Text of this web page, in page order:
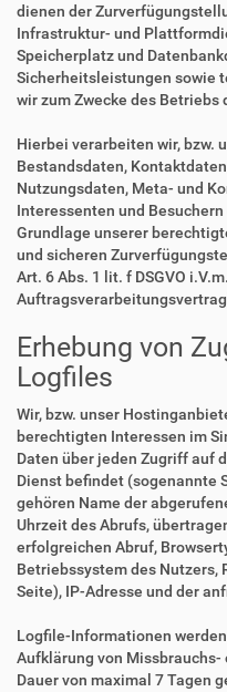
dienen der
Infrastruktur- und
Speicherplatz und
Sicherheitsleistungen sowie
wir zum Zwecke des
Hierbei verarbeiten wir, bzw.
Bestandsdaten,
Nutzungsdaten, Meta- und
Interessenten und
Grundlage unserer
und sicheren
Art. 6 Abs. 1 lit. f DSGVO
Erhebung von
Logfiles
Wir, bzw. unser
berechtigten Interessen im
Daten über jeden Zugriff auf
Dienst befindet (sogenannte
gehören Name der
Uhrzeit des Abrufs,
erfolgreichen Abruf,
Betriebssystem des Nutzers,
Seite), IP-Adresse und der
Logfile-Informationen
Aufklärung von
Dauer von maximal 7 Tagen